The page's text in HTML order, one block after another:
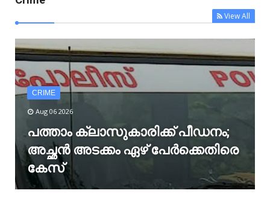
View All
CRIME
Aug 06 2026
പത്താം ക്ലാസുകാരിക്ക് പീഡനം;
അച്ഛൻ അടക്കം ഏഴ് പേർക്കെതിരെ
കേസ്